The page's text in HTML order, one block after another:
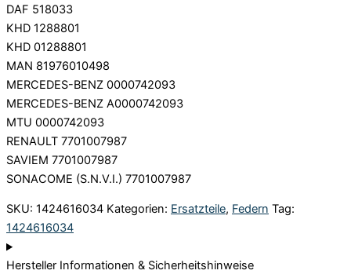
DAF 518033
KHD 1288801
KHD 01288801
MAN 81976010498
MERCEDES-BENZ 0000742093
MERCEDES-BENZ A0000742093
MTU 0000742093
RENAULT 7701007987
SAVIEM 7701007987
SONACOME (S.N.V.I.) 7701007987
SKU: 1424616034 Kategorien: Ersatzteile, Federn Tag:
1424616034
Hersteller Informationen & Sicherheitshinweise